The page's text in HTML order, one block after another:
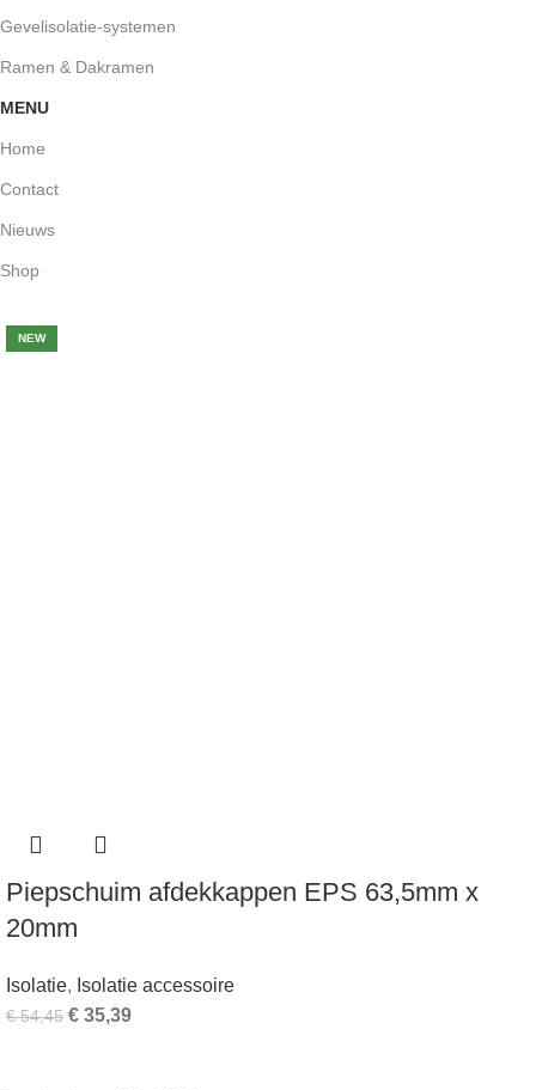
Gevelisolatie-systemen
Ramen & Dakramen
MENU
Home
Contact
Nieuws
Shop
NEW
Piepschuim afdekkappen EPS 63,5mm x
20mm
Isolatie, Isolatie accessoire
€54,45 € 35,39